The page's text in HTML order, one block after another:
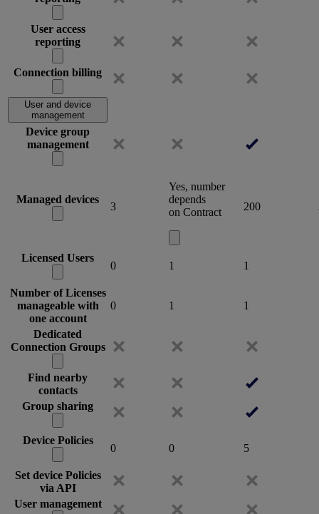
User access
reporting
Connection billing
User and device
management
Device group
management
Managed devices
3
Yes, number
depends
on Contract
200
Licensed Users
0 1 1
Number of Licenses
manageable with
one account
0 1 1
Dedicated
Connection Groups
Find nearby
contacts
Group sharing
Device Policies
0 0 5
Set device Policies
via API
User management